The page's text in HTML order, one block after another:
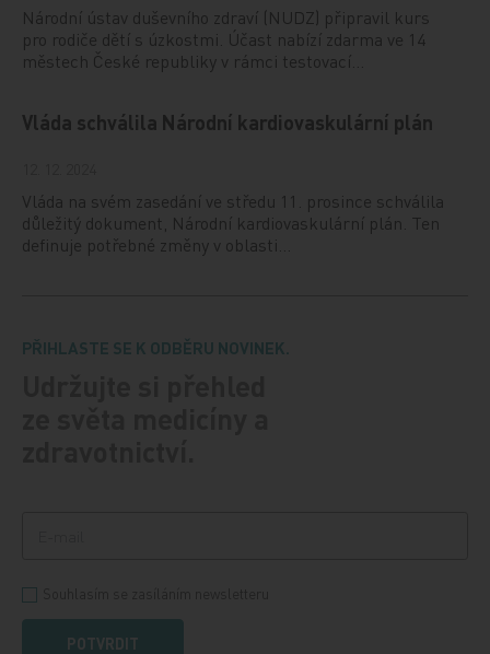
Národní ústav duševního zdraví (NUDZ) připravil kurs
pro rodiče dětí s úzkostmi. Účast nabízí zdarma ve 14
městech České republiky v rámci testovací…
Vláda schválila Národní kardiovaskulární plán
Vláda na svém zasedání ve středu 11. prosince schválila
důležitý dokument, Národní kardiovaskulární plán. Ten
definuje potřebné změny v oblasti…
PŘIHLASTE SE K ODBĚRU NOVINEK.
POTVRDIT